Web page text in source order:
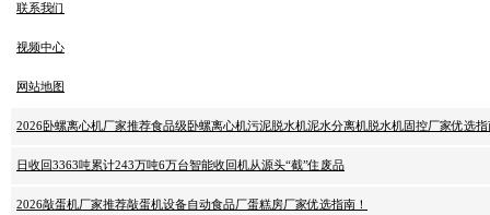
联系我们
视频中心
网站地图
2026卧螺离心机厂家推荐食品级卧螺离心机污泥脱水机泥水分离机脱水机固控厂家优选指
日收回3363吨累计243万吨6万台智能收回机从源头“截”住废品
2026敲蛋机厂家推荐敲蛋机设备自动食品厂蛋糕房厂家优选指南！